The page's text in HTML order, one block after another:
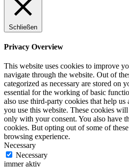
Schließen
Privacy Overview
This website uses cookies to improve
navigate through the website. Out of
categorized as necessary are stored on
essential for the working of basic
also use third-party cookies that help
you use this website. These cookies
only with your consent. You also have
cookies. But opting out of some of
browsing experience.
Necessary
Necessary
immer aktiv